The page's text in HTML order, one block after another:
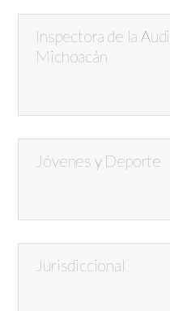
Inspectora de la
Michoacán
Jóvenes y Deporte
Jurisdiccional